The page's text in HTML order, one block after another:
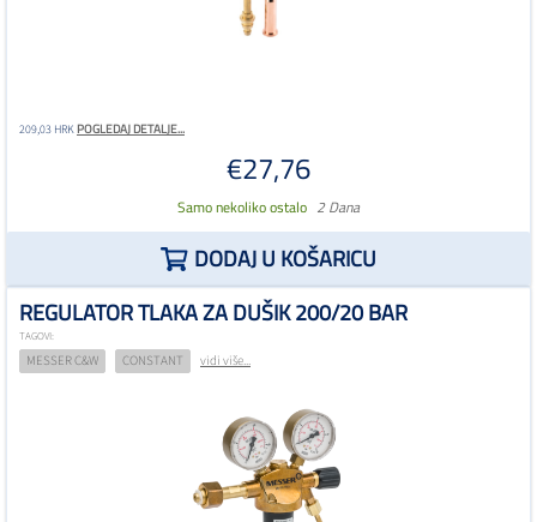
209,03 HRKPOGLEDAJ DETALJE...
€27,76
Samo nekoliko ostalo 2 Dana
DODAJ U KOŠARICU
REGULATOR TLAKA ZA DUŠIK 200/20 BAR
TAGOVI:
MESSER C&W CONSTANT vidi više...